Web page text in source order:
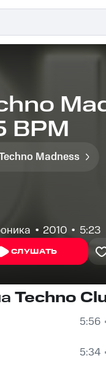
BPM
Madness
2010 5:23
СЛУШАТЬ
Techno
5:56
5:34